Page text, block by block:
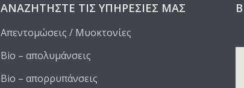
ΑΝΑΖΗΤΉΣΤΕ ΤΙΣ ΥΠΗΡΕΣΊΕΣ ΜΑΣ
Απεντομώσεις / Μυοκτονίες
Bio – απολυμάνσεις
Bio – απορρυπάνσεις